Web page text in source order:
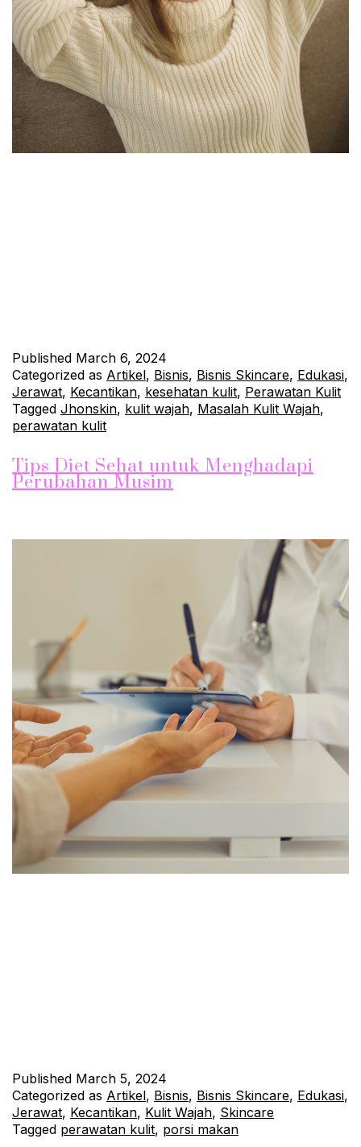
Published March 6, 2024
Categorized as Artikel, Bisnis, Bisnis Skincare, Edukasi,
Jerawat, Kecantikan, kesehatan kulit, Perawatan Kulit
Tagged Jhonskin, kulit wajah, Masalah Kulit Wajah,
perawatan kulit
Tips Diet Sehat untuk Menghadapi
Perubahan Musim
Published March 5, 2024
Categorized as Artikel, Bisnis, Bisnis Skincare, Edukasi,
Jerawat, Kecantikan, Kulit Wajah, Skincare
Tagged perawatan kulit, porsi makan